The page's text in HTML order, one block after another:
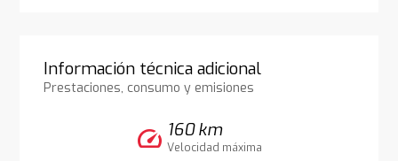
Información técnica adicional
Prestaciones, consumo y emisiones
speed 160 km
Velocidad máxima